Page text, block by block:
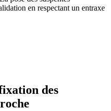
en respectant un entraxe
des